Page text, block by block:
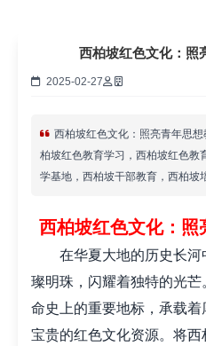
西柏坡红色文化：照
2025-02-27
西柏坡红色文化：照亮青年思
柏坡红色教育学习，西柏坡红色教
学基地，西柏坡干部教育，西柏坡
西柏坡红色文化：照
在华夏大地的历史长
璨明珠，闪耀着独特的光
命史上的重要地标，承载
宝贵的红色文化资源。将